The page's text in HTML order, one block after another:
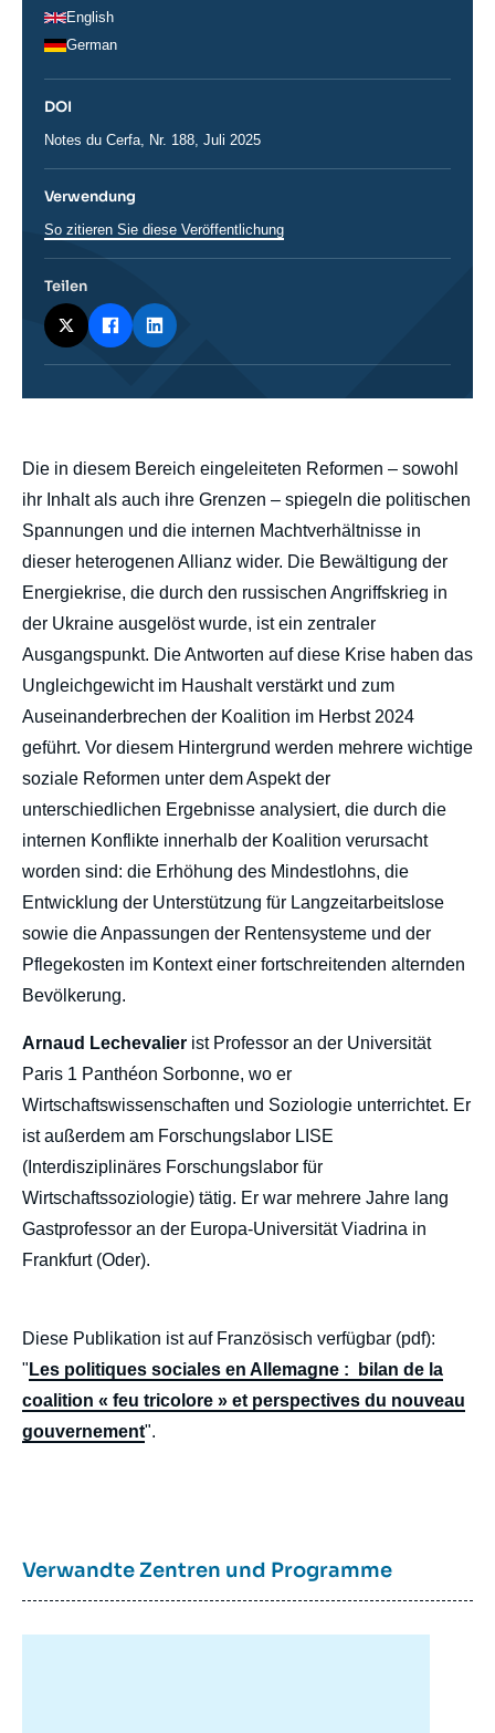
body
Die in diesem Bereich eingeleiteten Reformen – sowohl
ihr Inhalt als auch ihre Grenzen – spiegeln die politischen
Spannungen und die internen Machtverhältnisse in
dieser heterogenen Allianz wider. Die Bewältigung der
Energiekrise, die durch den russischen Angriffskrieg in
der Ukraine ausgelöst wurde, ist ein zentraler
Ausgangspunkt. Die Antworten auf diese Krise haben das
Ungleichgewicht im Haushalt verstärkt und zum
Auseinanderbrechen der Koalition im Herbst 2024
geführt. Vor diesem Hintergrund werden mehrere wichtige
soziale Reformen unter dem Aspekt der
unterschiedlichen Ergebnisse analysiert, die durch die
internen Konflikte innerhalb der Koalition verursacht
worden sind: die Erhöhung des Mindestlohns, die
Entwicklung der Unterstützung für Langzeitarbeitslose
sowie die Anpassungen der Rentensysteme und der
Pflegekosten im Kontext einer fortschreitenden alternden
Bevölkerung.
Arnaud Lechevalier ist Professor an der Universität
Paris 1 Panthéon Sorbonne, wo er
Wirtschaftswissenschaften und Soziologie unterrichtet. Er
ist außerdem am Forschungslabor LISE
(Interdisziplinäres Forschungslabor für
Wirtschaftssoziologie) tätig. Er war mehrere Jahre lang
Gastprofessor an der Europa-Universität Viadrina in
Frankfurt (Oder).
Diese Publikation ist auf Französisch verfügbar (pdf):
" Les politiques sociales en Allemagne : bilan de la
coalition « feu tricolore » et perspectives du nouveau
gouvernement".
English
German
DOI
DOI
Notes du Cerfa, Nr. 188, Juli 2025
Verwendung
So zitieren Sie diese Veröffentlichung
Teilen
Verwandte Zentren und Programme